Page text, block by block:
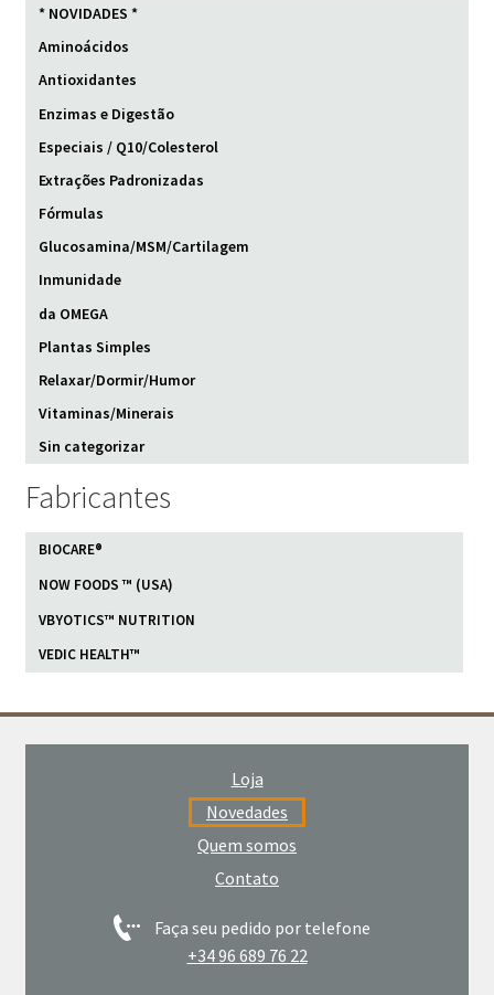
* NOVIDADES *
Aminoácidos
Antioxidantes
Enzimas e Digestão
Especiais / Q10/Colesterol
Extrações Padronizadas
Fórmulas
Glucosamina/MSM/Cartilagem
Inmunidade
da OMEGA
Plantas Simples
Relaxar/Dormir/Humor
Vitaminas/Minerais
Sin categorizar
Fabricantes
BIOCARE®
NOW FOODS ™ (USA)
VBYOTICS™ NUTRITION
VEDIC HEALTH™
Loja
Novedades
Quem somos
Contato
Faça seu pedido por telefone
+34 96 689 76 22